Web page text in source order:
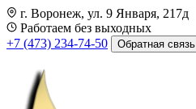
г. Воронеж, ул. 9 Января, 217д
Работаем без выходных
+7 (473) 234-74-50
Обратная связь